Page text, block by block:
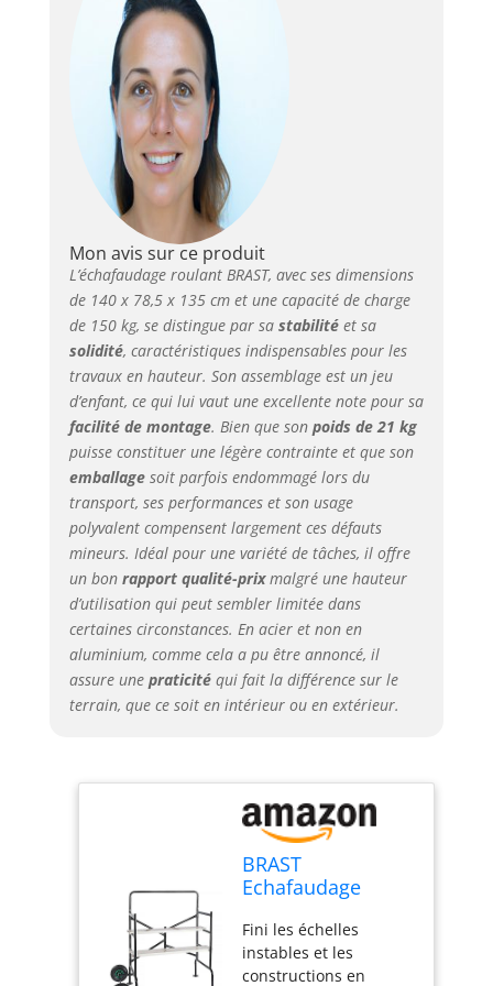
l’une de l’autre avec un
réglage de 2 hauteurs
vous et vos matériaux
de travail restez
toujours flexibles et
vous pouvez vous
adapter rapidement
aux nouvelles
exigences Dépliable et
pliable en un tour de
main, notre
échafaudage nécessite
peu d’espace pour être
rangé et peut être
facilement transporté
dans le coffre Les
grandes roues à profil
remplies d’air
permettent en outre,
déplacement rapide
vers le lieu d’utilisation
respectif Que vous
maison, coupiez des
arbres ou peigniez les
murs de votre maison,
l’assistant idéal à
l’extérieur comme à
l’intérieur !
Mon avis sur ce produit
L’échafaudage roulant BRAST, avec ses dimensions
de 140 x 78,5 x 135 cm et une capacité de charge
de 150 kg, se distingue par sa stabilitéet sa
solidité, caractéristiques indispensables pour les
travaux en hauteur. Son assemblage est un jeu
d’enfant, ce qui lui vaut une excellente note pour sa
facilité de montage. Bien que son poids de 21 kg
puisse constituer une légère contrainte et que son
emballagesoit parfois endommagé lors du
transport, ses performances et son usage
polyvalent compensent largement ces défauts
mineurs. Idéal pour une variété de tâches, il offre
un bon rapport qualité-prixmalgré une hauteur
d’utilisation qui peut sembler limitée dans
certaines circonstances. En acier et non en
aluminium, comme cela a pu être annoncé, il
assure une praticitéqui fait la différence sur le
terrain, que ce soit en intérieur ou en extérieur.
BRAST
Echafaudage
roulant 140 x 78,5
x 135cm, 2 plates-
formes, charge
Fini les échelles
instables et les
constructions en